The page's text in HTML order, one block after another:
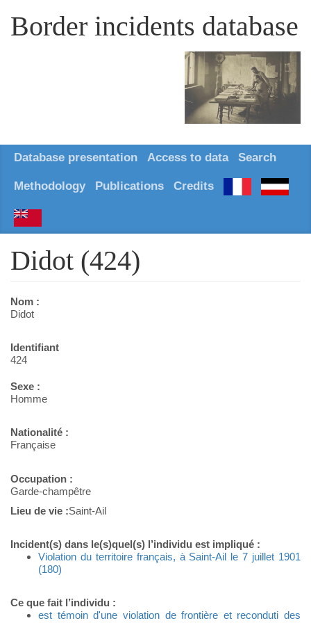
Border incidents database
Database presentation Access to data Search
Methodology Publications Credits
Didot (424)
Nom :
Didot
Identifiant
424
Sexe :
Homme
Nationalité :
Française
Occupation :
Garde-champêtre
Lieu de vie :Saint-Ail
Incident(s) dans le(s)quel(s) l’individu est impliqué :
Violation du territoire français, à Saint-Ail le 7 juillet 1901
(180)
Ce que fait l’individu :
est témoin d'une violation de frontière et reconduti des